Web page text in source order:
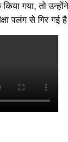
गया, तो
पलंग से गिर